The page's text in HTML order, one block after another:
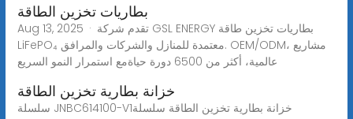
بطاريات تخزين الطاقة
Aug 13, 2025 · تقدم شركة GSL ENERGY بطاريات تخزين طاقة
LiFePO₄ معتمدة للمنازل والشركات والمرافق. OEM/ODM، مشاريع
عالمية، أكثر من 6500 دورة حياةمع استمرار النمو السريع
خزانة بطارية تخزين الطاقة
سلسلة JNBC614100-V1خزانة بطارية تخزين الطاقة سلسلة